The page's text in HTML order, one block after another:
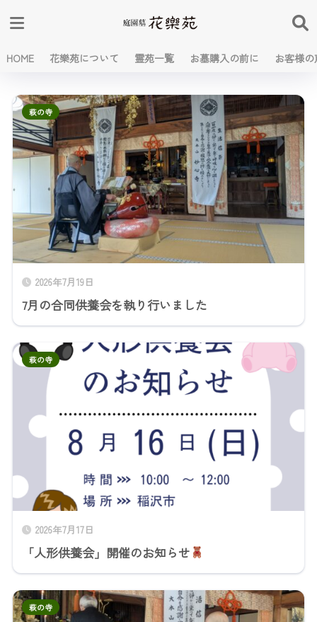
HOME 花樂苑について 霊苑一覧 お墓購入の前に お客様の
2026年7月19日
7月の合同供養会を執り行いました
萩の寺
2026年7月17日
「人形供養会」開催のお知らせ
萩の寺
萩の寺